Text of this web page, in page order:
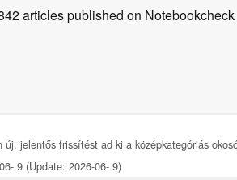
articles published on Notebookcheck
új, jelentős frissítést ad ki a középkategóriás
9 (Update: 2026-06- 9)